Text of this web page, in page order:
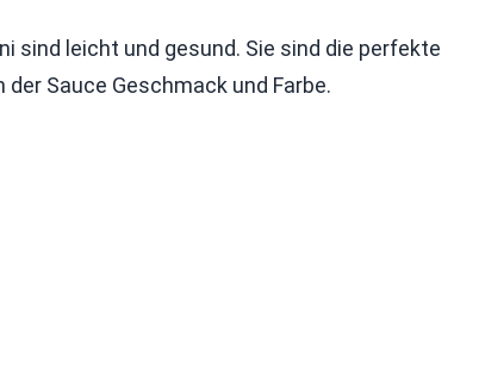
sind leicht und gesund. Sie sind die perfekte
Sauce Geschmack und Farbe.